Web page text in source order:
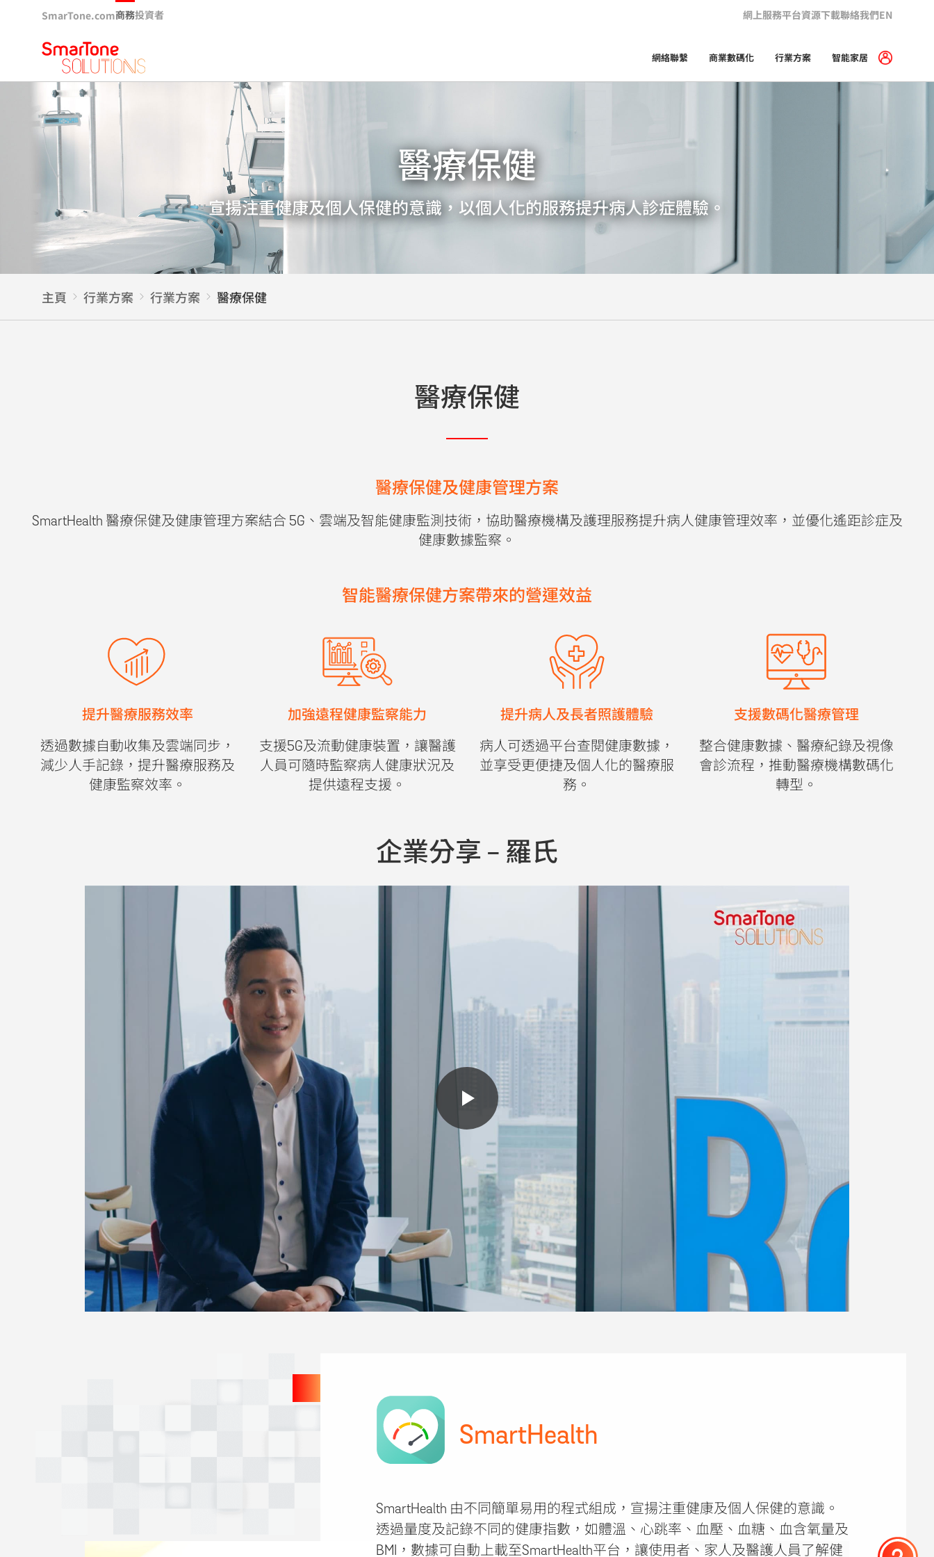
SmarTone.com商務投資者 網上服務平台資源下載聯絡我們EN
網絡聯繫 商業數碼化 行業方案 智能家居
醫療保健
宣揚注重健康及個人保健的意識，以個人化的服務提升病人診症體驗。
主頁 行業方案 行業方案 醫療保健
醫療保健
醫療保健及健康管理方案
SmartHealth 醫療保健及健康管理方案結合 5G、雲端及智能健康監測技術，協助醫療機構及護理服務提升病人健康管理效率，並優化遙距診症及
健康數據監察。
智能醫療保健方案帶來的營運效益
提升醫療服務效率 加強遠程健康監察能力 提升病人及長者照護體驗 支援數碼化醫療管理
透過數據自動收集及雲端同步，
減少人手記錄，提升醫療服務及
健康監察效率。
支援5G及流動健康裝置，讓醫護
人員可隨時監察病人健康狀況及
提供遠程支援。
病人可透過平台查閱健康數據，
並享受更便捷及個人化的醫療服
務。
整合健康數據、醫療紀錄及視像
會診流程，推動醫療機構數碼化
轉型。
企業分享 - 羅氏
SmartHealth
SmartHealth 由不同簡單易用的程式組成，宣揚注重健康及個人保健的意識。
透過量度及記錄不同的健康指數，如體溫、心跳率、血壓、血糖、血含氧量及
BMI，數據可自動上載至SmartHealth平台，讓使用者、家人及醫護人員了解健